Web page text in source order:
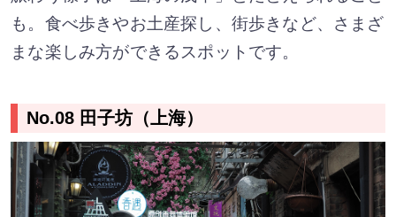
も。食べ歩きやお土産探し、街歩きなど、さまざ
まな楽しみ方ができるスポットです。
No.08 田子坊（上海）